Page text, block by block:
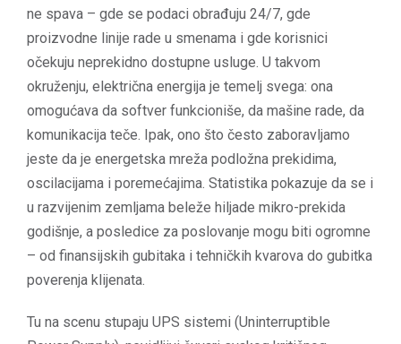
ne spava – gde se podaci obrađuju 24/7, gde
proizvodne linije rade u smenama i gde korisnici
očekuju neprekidno dostupne usluge. U takvom
okruženju, električna energija je temelj svega: ona
omogućava da softver funkcioniše, da mašine rade, da
komunikacija teče. Ipak, ono što često zaboravljamo
jeste da je energetska mreža podložna prekidima,
oscilacijama i poremećajima. Statistika pokazuje da se i
u razvijenim zemljama beleže hiljade mikro-prekida
godišnje, a posledice za poslovanje mogu biti ogromne
– od finansijskih gubitaka i tehničkih kvarova do gubitka
poverenja klijenata.
Tu na scenu stupaju UPS sistemi (Uninterruptible